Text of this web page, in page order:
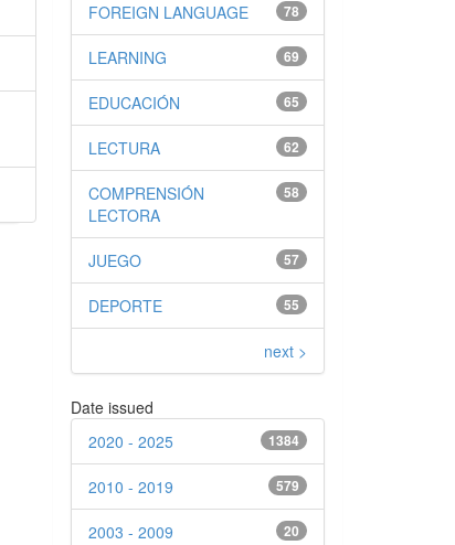
78
FOREIGN LANGUAGE
69
LEARNING
65
EDUCACIÓN
62
LECTURA
58
COMPRENSIÓN
LECTORA
57
JUEGO
55
DEPORTE
next >
Date issued
1384
2020 - 2025
579
2010 - 2019
20
2003 - 2009